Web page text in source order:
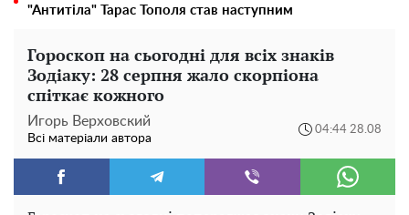
"Антитіла" Тарас Тополя став наступним
Гороскоп на сьогодні для всіх знаків
Зодіаку: 28 серпня жало скорпіона
спіткає кожного
Игорь Верховский
Всі матеріали автора
04:44 28.08